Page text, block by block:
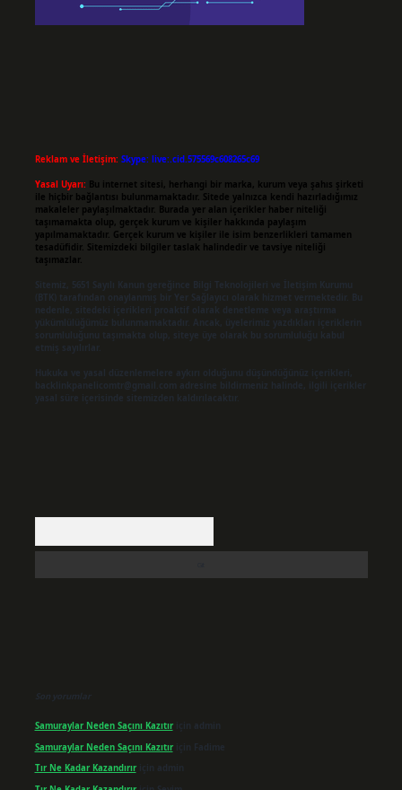
Reklam ve İletişim: Skype: live:.cid.575569c608265c69
Yasal Uyarı: Bu internet sitesi, herhangi bir marka, kurum veya şahıs şirketi
ile hiçbir bağlantısı bulunmamaktadır. Sitede yalnızca kendi hazırladığımız
makaleler paylaşılmaktadır. Burada yer alan içerikler haber niteliği
taşımamakta olup, gerçek kurum ve kişiler hakkında paylaşım
yapılmamaktadır. Gerçek kurum ve kişiler ile isim benzerlikleri tamamen
tesadüfidir. Sitemizdeki bilgiler taslak halindedir ve tavsiye niteliği
taşımazlar.
Sitemiz, 5651 Sayılı Kanun gereğince Bilgi Teknolojileri ve İletişim Kurumu
(BTK) tarafından onaylanmış bir Yer Sağlayıcı olarak hizmet vermektedir. Bu
nedenle, sitedeki içerikleri proaktif olarak denetleme veya araştırma
yükümlülüğümüz bulunmamaktadır. Ancak, üyelerimiz yazdıkları içeriklerin
sorumluluğunu taşımakta olup, siteye üye olarak bu sorumluluğu kabul
etmiş sayılırlar.
Hukuka ve yasal düzenlemelere aykırı olduğunu düşündüğünüz içerikleri,
backlinkpanelicomtr@gmail.com
adresine bildirmeniz halinde, ilgili içerikler
yasal süre içerisinde sitemizden kaldırılacaktır.
Son yorumlar
Samuraylar Neden Saçını Kazıtıriçin admin
Samuraylar Neden Saçını Kazıtıriçin Fadime
Tır Ne Kadar Kazandırıriçin admin